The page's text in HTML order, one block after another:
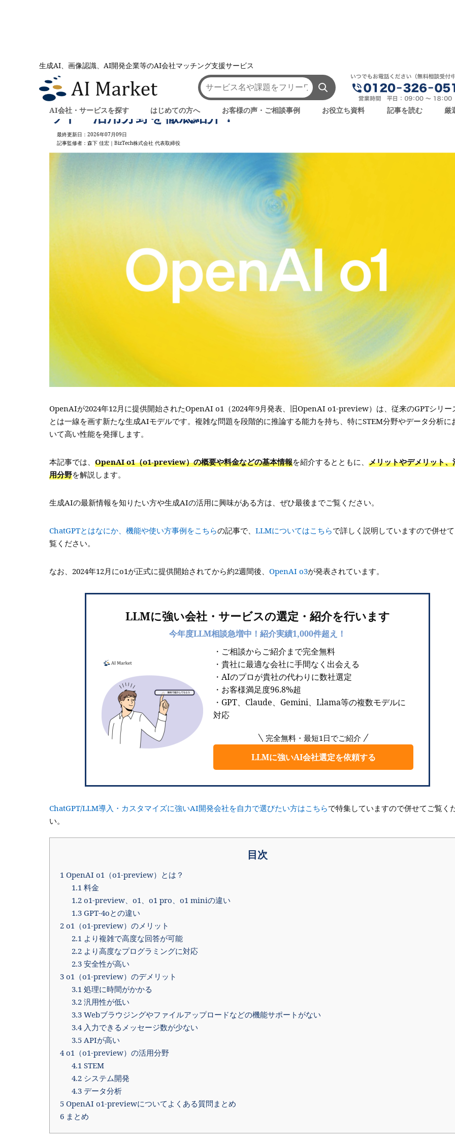
生成AI、画像認識、AI開発企業等のAI会社マッチング支援サービス
AI会社・サービスを探す はじめての方へ お客様の声・ご相談事例 お役立ち資料 記事を読む 厳
AI会社とのマッチングは AI Market 記事一覧 AIを学ぶ・知る OpenAI o1（旧：o1-preview）とは？料金・メ
OpenAI o1（旧：o1-preview）とは？料金・メリット・デメ
ット・活用分野を徹底紹介！
最終更新日：2026年07月09日
記事監修者：森下 佳宏｜BizTech株式会社 代表取締役
OpenAIが2024年12月に提供開始されたOpenAI o1（2024年9月発表、旧OpenAI o1-preview）は、従来のGPTシリー
とは一線を画す新たな生成AIモデルです。複雑な問題を段階的に推論する能力を持ち、特にSTEM分野やデータ分析に
いて高い性能を発揮します。
本記事では、 OpenAI o1（o1-preview）の概要や料金などの基本情報を紹介するとともに、 メリットやデメリット、
用分野を解説します。
生成AIの最新情報を知りたい方や生成AIの活用に興味がある方は、ぜひ最後までご覧ください。
ChatGPTとはなにか、機能や使い方事例をこちらの記事で、 LLMについてはこちらで詳しく説明していますので併せ
覧ください。
なお、2024年12月にo1が正式に提供開始されてから約2週間後、 OpenAI o3が発表されています。
LLMに強い会社・サービスの選定・紹介を行います
今年度LLM相談急増中！紹介実績1,000件超え！
・ご相談からご紹介まで完全無料
・貴社に最適な会社に手間なく出会える
・AIのプロが貴社の代わりに数社選定
・お客様満足度96.8%超
・GPT、Claude、Gemini、Llama等の複数モデルに
対応
完全無料・最短1日でご紹介
LLMに強いAI会社選定を依頼する
ChatGPT/LLM導入・カスタマイズに強いAI開発会社を自力で選びたい方はこちらで特集していますので併せてご覧く
い。
目次
1 OpenAI o1（o1-preview）とは？
1.1料金
1.2o1-preview、o1、o1 pro、o1 miniの違い
1.3GPT-4oとの違い
2 o1（o1-preview）のメリット
2.1より複雑で高度な回答が可能
2.2より高度なプログラミングに対応
2.3安全性が高い
3 o1（o1-preview）のデメリット
3.1処理に時間がかかる
3.2汎用性が低い
3.3Webブラウジングやファイルアップロードなどの機能サポートがない
3.4入力できるメッセージ数が少ない
3.5APIが高い
4o1（o1-preview）の活用分野
4.1STEM
4.2システム開発
4.3データ分析
5 OpenAI o1-previewについてよくある質問まとめ
6 まとめ